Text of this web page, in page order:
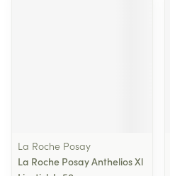
La Roche Posay
La Roche Posay Anthelios Xl